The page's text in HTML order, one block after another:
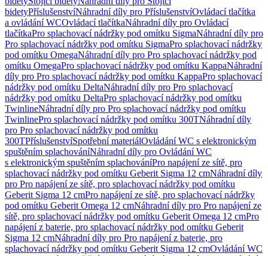
bidetyPříslušenstvíNáhradní díly pro PříslušenstvíOvládací tlačítka
a ovládání WCOvládací tlačítkaNáhradní díly pro Ovládací
tlačítkaPro splachovací nádržky pod omítku SigmaNáhradní díly pro
Pro splachovací nádržky pod omítku SigmaPro splachovací nádržky
pod omítku OmegaNáhradní díly pro Pro splachovací nádržky pod
omítku OmegaPro splachovací nádržky pod omítku KappaNáhradní
díly pro Pro splachovací nádržky pod omítku KappaPro splachovací
nádržky pod omítku DeltaNáhradní díly pro Pro splachovací
nádržky pod omítku DeltaPro splachovací nádržky pod omítku
TwinlineNáhradní díly pro Pro splachovací nádržky pod omítku
TwinlinePro splachovací nádržky pod omítku 300TNáhradní díly
pro Pro splachovací nádržky pod omítku
300TPříslušenstvíSpotřební materiálOvládání WC s elektronickým
spuštěním splachováníNáhradní díly pro Ovládání WC
s elektronickým spuštěním splachováníPro napájení ze sítě, pro
splachovací nádržky pod omítku Geberit Sigma 12 cmNáhradní díly
pro Pro napájení ze sítě, pro splachovací nádržky pod omítku
Geberit Sigma 12 cmPro napájení ze sítě, pro splachovací nádržky
pod omítku Geberit Omega 12 cmNáhradní díly pro Pro napájení ze
sítě, pro splachovací nádržky pod omítku Geberit Omega 12 cmPro
napájení z baterie, pro splachovací nádržky pod omítku Geberit
Sigma 12 cmNáhradní díly pro Pro napájení z baterie, pro
splachovací nádržky pod omítku Geberit Sigma 12 cmOvládání WC